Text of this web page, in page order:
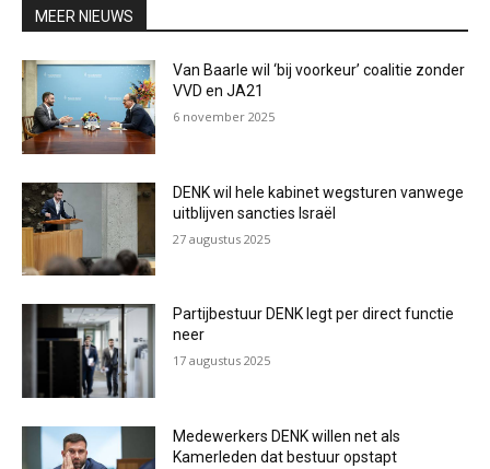
MEER NIEUWS
Van Baarle wil ‘bij voorkeur’ coalitie zonder
VVD en JA21
6 november 2025
DENK wil hele kabinet wegsturen vanwege
uitblijven sancties Israël
27 augustus 2025
Partijbestuur DENK legt per direct functie
neer
17 augustus 2025
Medewerkers DENK willen net als
Kamerleden dat bestuur opstapt